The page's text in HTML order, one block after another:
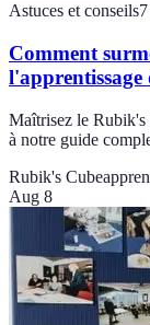
Astuces et conseils7
Comment
Maîtrisez le Rubik's
à notre guide
Rubik's Cube
Aug 8